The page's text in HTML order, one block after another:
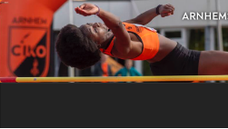
Doorgaan naar inhoud